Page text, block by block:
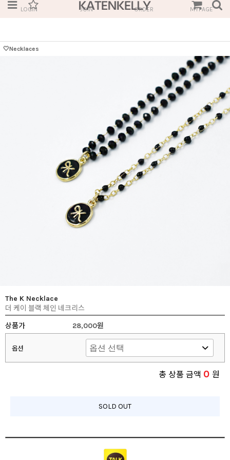
LOGIN JOIN ORDER MYPAGE
🤍Necklaces
The K Necklace
더 케이 블랙 체인 네크리스
상품가
28,000원
옵션
총 상품 금액 0 원
SOLD OUT